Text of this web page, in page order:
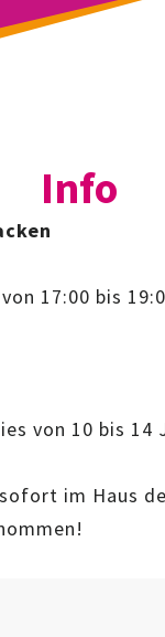
Info
17:00 bis
von 10 bis 14
im Haus